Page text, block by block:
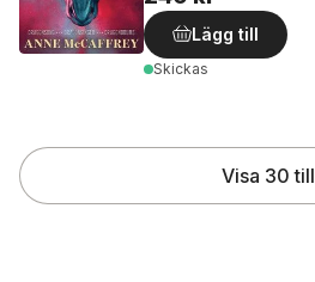
Lägg till
Skickas
Visa 30 till